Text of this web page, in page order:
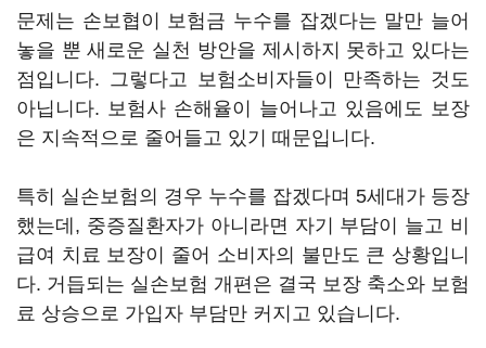
문제는 손보협이 보험금 누수를 잡겠다는 말만 늘어
놓을 뿐 새로운 실천 방안을 제시하지 못하고 있다는
점입니다. 그렇다고 보험소비자들이 만족하는 것도
아닙니다. 보험사 손해율이 늘어나고 있음에도 보장
은 지속적으로 줄어들고 있기 때문입니다.
특히 실손보험의 경우 누수를 잡겠다며 5세대가 등장
했는데, 중증질환자가 아니라면 자기 부담이 늘고 비
급여 치료 보장이 줄어 소비자의 불만도 큰 상황입니
다. 거듭되는 실손보험 개편은 결국 보장 축소와 보험
료 상승으로 가입자 부담만 커지고 있습니다.